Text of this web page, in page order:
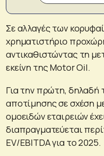
Σε αλλαγές των
χρηματιστήριο
αντικαθιστώντας τη
εκείνη της Motor Oil.
Για την πρώτη, δηλαδή
αποτίμησης σε σχέση
ομοειδών εταιρειών
διαπραγματεύεται
EV/EBITDA για το 2025.